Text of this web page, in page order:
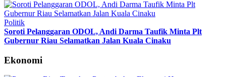
Politik
Soroti Pelanggaran ODOL, Andi Darma Taufik Minta Plt
Gubernur Riau Selamatkan Jalan Kuala Cinaku
Ekonomi